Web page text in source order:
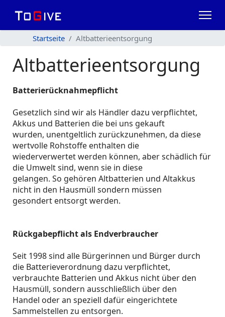
Startseite Altbatterieentsorgung
Altbatterieentsorgung
Batterierücknahmepflicht
Gesetzlich sind wir als Händler dazu verpflichtet,
Akkus und Batterien die bei uns gekauft
wurden, unentgeltlich zurückzunehmen, da diese
wertvolle Rohstoffe enthalten die
wiederverwertet werden können, aber schädlich für
die Umwelt sind, wenn sie in diese
gelangen. So gehören Altbatterien und Altakkus
nicht in den Hausmüll sondern müssen
gesondert entsorgt werden.
Rückgabepflicht als Endverbraucher
Seit 1998 sind alle Bürgerinnen und Bürger durch
die Batterieverordnung dazu verpflichtet,
verbrauchte Batterien und Akkus nicht über den
Hausmüll, sondern ausschließlich über den
Handel oder an speziell dafür eingerichtete
Sammelstellen zu entsorgen.